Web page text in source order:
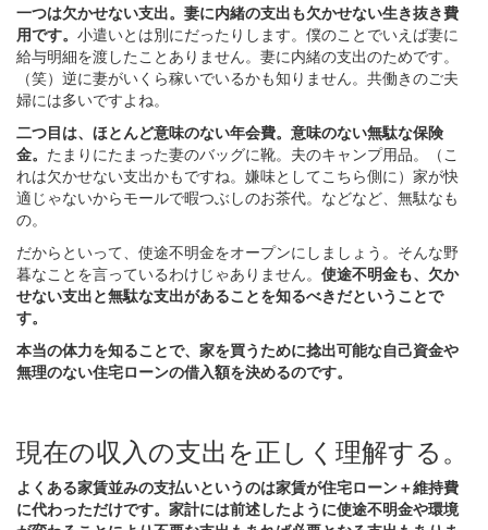
一つは欠かせない支出。妻に内緒の支出も欠かせない生き抜き費
用です。 小遣いとは別にだったりします。僕のことでいえば妻に
給与明細を渡したことありません。妻に内緒の支出のためです。
（笑）逆に妻がいくら稼いでいるかも知りません。共働きのご夫
婦には多いですよね。
二つ目は、ほとんど意味のない年会費。意味のない無駄な保険
金。 たまりにたまった妻のバッグに靴。夫のキャンプ用品。（こ
れは欠かせない支出かもですね。嫌味としてこちら側に）家が快
適じゃないからモールで暇つぶしのお茶代。などなど、無駄なも
の。
だからといって、使途不明金をオープンにしましょう。そんな野
暮なことを言っているわけじゃありません。 使途不明金も、欠か
せない支出と無駄な支出があることを知るべきだということで
す。
本当の体力を知ることで、家を買うために捻出可能な自己資金や
無理のない住宅ローンの借入額を決めるのです。
現在の収入の支出を正しく理解する。
よくある家賃並みの支払いというのは家賃が住宅ローン＋維持費
に代わっただけです。家計には前述したように使途不明金や環境